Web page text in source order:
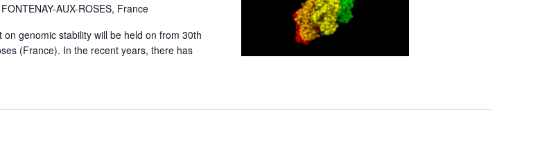
AUX-ROSES, France
genomic stability will be held on from 30th
(France). In the recent years, there has